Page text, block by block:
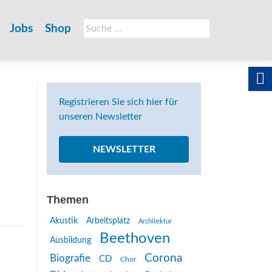
Suche
nach:
Jobs Shop
Registrieren Sie sich hier für
unseren Newsletter
NEWSLETTER
Themen
Akustik Arbeitsplatz Architektur
Ausbildung Beethoven
Biografie CD Chor Corona